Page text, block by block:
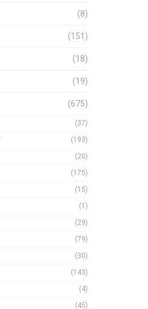
(8)
(151)
(18)
(19)
(675)
(37)
(193)
(20)
(175)
(15)
(1)
(29)
(79)
(30)
(143)
(4)
(45)